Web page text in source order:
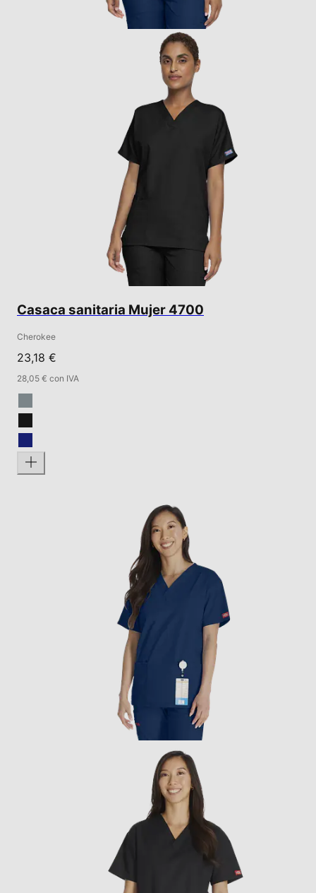
Casaca sanitaria Mujer 4700
Cherokee
23,18 €
28,05 € con IVA